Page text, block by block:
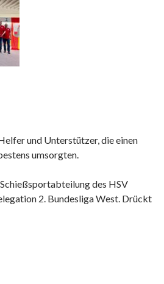
und Unterstützer, die einen
umsorgten.
des HSV
2. Bundesliga West. Drückt